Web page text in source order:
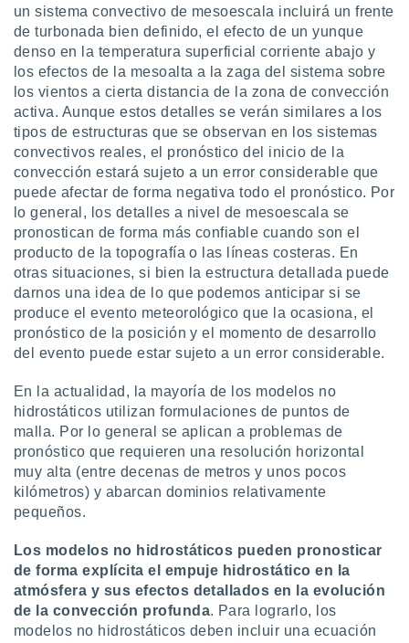
un sistema convectivo de mesoescala incluirá un frente
de turbonada bien definido, el efecto de un yunque
denso en la temperatura superficial corriente abajo y
los efectos de la mesoalta a la zaga del sistema sobre
los vientos a cierta distancia de la zona de convección
activa. Aunque estos detalles se verán similares a los
tipos de estructuras que se observan en los sistemas
convectivos reales, el pronóstico del inicio de la
convección estará sujeto a un error considerable que
puede afectar de forma negativa todo el pronóstico. Por
lo general, los detalles a nivel de mesoescala se
pronostican de forma más confiable cuando son el
producto de la topografía o las líneas costeras. En
otras situaciones, si bien la estructura detallada puede
darnos una idea de lo que podemos anticipar si se
produce el evento meteorológico que la ocasiona, el
pronóstico de la posición y el momento de desarrollo
del evento puede estar sujeto a un error considerable.
En la actualidad, la mayoría de los modelos no
hidrostáticos utilizan formulaciones de puntos de
malla. Por lo general se aplican a problemas de
pronóstico que requieren una resolución horizontal
muy alta (entre decenas de metros y unos pocos
kilómetros) y abarcan dominios relativamente
pequeños.
Los modelos no hidrostáticos pueden pronosticar
de forma explícita el empuje hidrostático en la
atmósfera y sus efectos detallados en la evolución
de la convección profunda. Para lograrlo, los
modelos no hidrostáticos deben incluir una ecuación